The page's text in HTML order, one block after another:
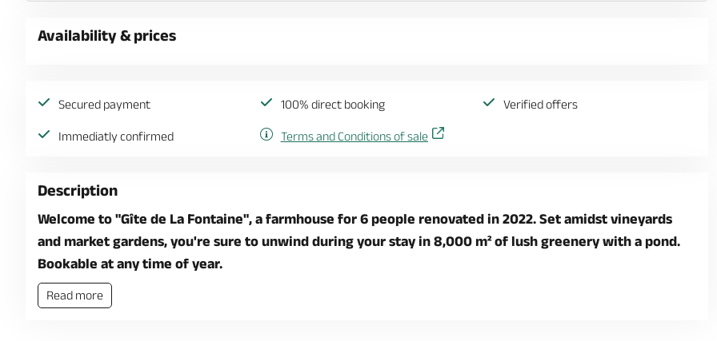
Availability & prices
Secured payment 100% direct booking Verified offers
Immediatly confirmed Terms and Conditions of sale
Description
Welcome to "Gîte de La Fontaine", a farmhouse for 6 people renovated in 2022. Set amidst vineyards
and market gardens, you're sure to unwind during your stay in 8,000 m² of lush greenery with a pond.
Bookable at any time of year.
Read more